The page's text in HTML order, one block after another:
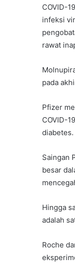
COVID-
infeksi
rawat
pada
Pfizer
COVID-
Saingan
besar
Hingga
adalah
Roche